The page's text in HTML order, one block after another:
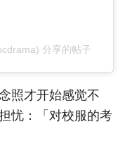
分享的帖子
照才开始感觉不
忧：「对校服的考